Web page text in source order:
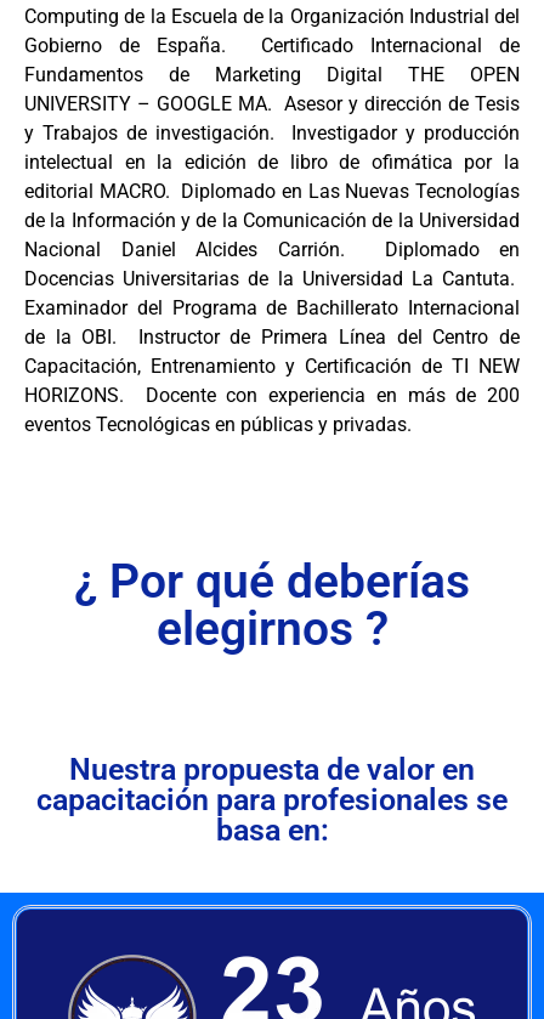
Computing de la Escuela de la Organización Industrial del
Gobierno de España. Certificado Internacional de
Fundamentos de Marketing Digital THE OPEN
UNIVERSITY – GOOGLE MA. Asesor y dirección de Tesis
y Trabajos de investigación. Investigador y producción
intelectual en la edición de libro de ofimática por la
editorial MACRO. Diplomado en Las Nuevas Tecnologías
de la Información y de la Comunicación de la Universidad
Nacional Daniel Alcides Carrión. Diplomado en
Docencias Universitarias de la Universidad La Cantuta.
Examinador del Programa de Bachillerato Internacional
de la OBI. Instructor de Primera Línea del Centro de
Capacitación, Entrenamiento y Certificación de TI NEW
HORIZONS. Docente con experiencia en más de 200
eventos Tecnológicas en públicas y privadas.
¿ Por qué deberías
elegirnos ?
Nuestra propuesta de valor en
capacitación para profesionales se
basa en: